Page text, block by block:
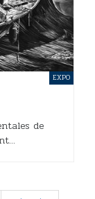
de
EXPO